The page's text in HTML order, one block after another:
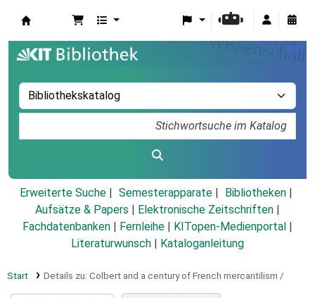
Erweiterte Suche Semesterapparate
Bibliotheken
Aufsätze & Papers
Elektronische Zeitschriften
Fachdatenbanken
Fernleihe KITopen-Medienportal
Literaturwunsch
Kataloganleitung
Start Details zu: Colbert and a century of French mercantilism /